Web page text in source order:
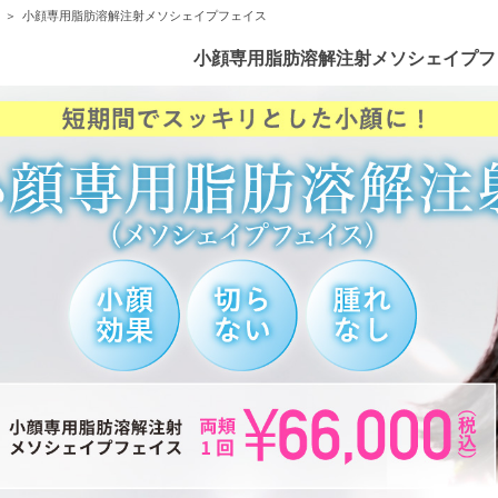
小顔専用脂肪溶解注射メソシェイプフェイス
小顔専用脂肪溶解注射メソシェイプ